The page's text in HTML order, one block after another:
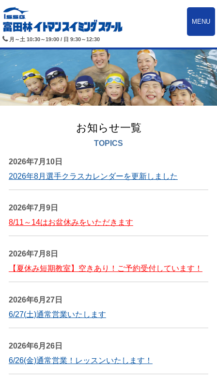
月～土 10:30～19:00 / 日 9:30～12:30
MENU
お知らせ一覧
TOPICS
2026年7月10日
2026年8月選手クラスカレンダーを更新しました
2026年7月9日
8/11～14はお盆休みをいただきます
2026年7月8日
【夏休み短期教室】空きあり！ご予約受付しています！
2026年6月27日
6/27(土)通常営業いたします
2026年6月26日
6/26(金)通常営業！レッスンいたします！